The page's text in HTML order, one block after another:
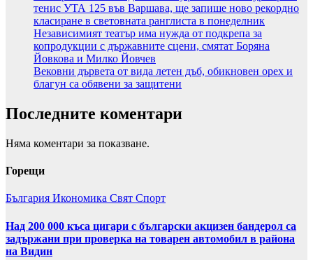
тенис УТА 125 във Варшава, ще запише ново рекордно
класиране в световната ранглиста в понеделник
Независимият театър има нужда от подкрепа за
копродукции с държавните сцени, смятат Боряна
Йовкова и Милко Йовчев
Вековни дървета от вида летен дъб, обикновен орех и
благун са обявени за защитени
Последните коментари
Няма коментари за показване.
Горещи
България Икономика Свят Спорт
Над 200 000 къса цигари с български акцизен бандерол са
задържани при проверка на товарен автомобил в района
на Видин